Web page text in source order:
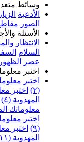
متعددة
الزيارات المحاضرات
مقاطع مهدوية
والأجوبة المهدوية
والمنتظرون
السفراء والفقهاء
مدعو المهدوية
معلوماتك المهدوية
معلوماتك المهدوية (١)
اختبر معلوماتك
اختبر
المهدوية (٦)
معلوماتك المهدوية (٨)
اختبر معلوماتك المهدوية
اختبر